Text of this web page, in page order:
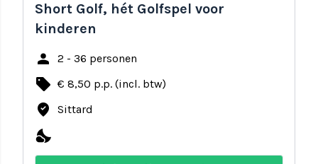
Short Golf, hét Golfspel voor
kinderen
person 2 - 36 personen
local_offer € 8,50 p.p. (incl. btw)
where_to_vote Sittard
nights_stay